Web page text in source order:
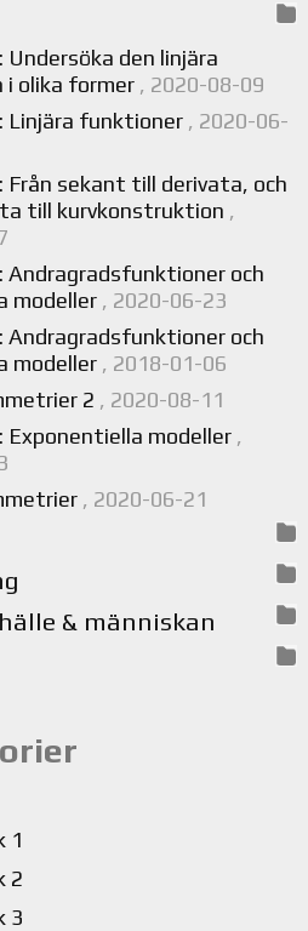
Undersöka den linjära
olika former , 2020-08-09
Linjära funktioner , 2020-06-
Från sekant till derivata, och
till kurvkonstruktion ,
Andragradsfunktioner och
modeller , 2020-06-23
Andragradsfunktioner och
modeller , 2018-01-06
2 , 2020-08-11
Exponentiella modeller ,
, 2020-06-21
& människan
1
2
3